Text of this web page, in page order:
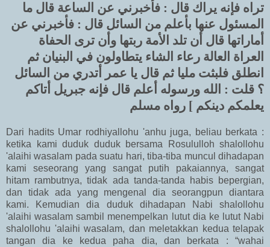
تراه فإنه يراك قال : فأخبرني عن الساعة قال ما
المسئول عنها بأعلم من السائل قال : فأخبرني عن
أماراتها قال أن تلد الأمة ربتها وأن ترى الحفاة
العراة العالة رعاء الشاء يتطاولون في البنيان ثم
انطلق فلبثت مليا ثم قال يا عمر أتدري من السائل
؟ قلت : الله ورسوله أعلم قال فإنه جبريل أتاكم
يعلمكم دينكم ] رواه مسلم
Dari hadits Umar rodhiyallohu 'anhu juga, beliau berkata :
ketika kami duduk duduk bersama Rosululloh shalollohu
'alaihi wasalam pada suatu hari, tiba-tiba muncul dihadapan
kami seseorang yang sangat putih pakaiannya, sangat
hitam rambutnya, tidak ada tanda-tanda habis bepergian,
dan tidak ada yang mengenal dia seorangpun diantara
kami. Kemudian dia duduk dihadapan Nabi shalollohu
'alaihi wasalam sambil menempelkan lutut dia ke lutut Nabi
shalollohu 'alaihi wasalam, dan meletakkan kedua telapak
tangan dia ke kedua paha dia, dan berkata : “wahai